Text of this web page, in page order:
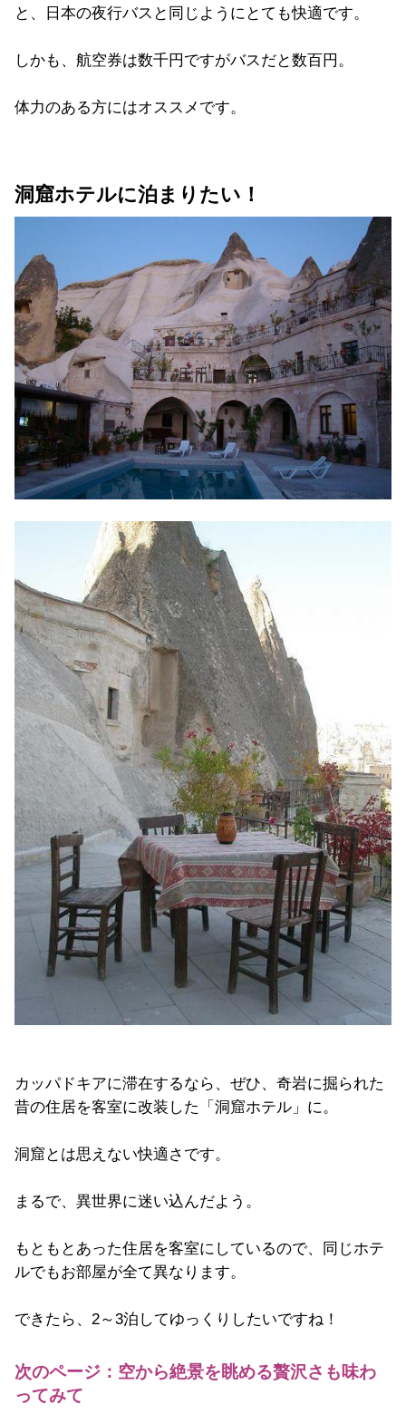
と、日本の夜行バスと同じようにとても快適です。
しかも、航空券は数千円ですがバスだと数百円。
体力のある方にはオススメです。
洞窟ホテルに泊まりたい！
カッパドキアに滞在するなら、ぜひ、奇岩に掘られた
昔の住居を客室に改装した「洞窟ホテル」に。
洞窟とは思えない快適さです。
まるで、異世界に迷い込んだよう。
もともとあった住居を客室にしているので、同じホテ
ルでもお部屋が全て異なります。
できたら、2～3泊してゆっくりしたいですね！
次のページ：空から絶景を眺める贅沢さも味わ
ってみて